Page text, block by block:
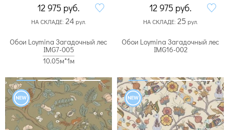
12 975 руб.
НА СКЛАДЕ: 24рул.
12 975 руб.
НА СКЛАДЕ: 25 рул.
Обои Loymina Загадочный лес
IMG7-005
10.05м*1м
Обои Loymina Загадочный лес
IMG16-002